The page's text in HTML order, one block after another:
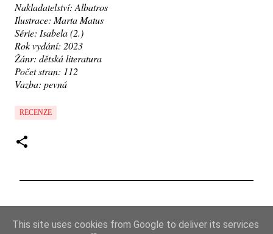
Nakladatelství: Albatros
Ilustrace: Marta Matus
Série: Isabela (2.)
Rok vydání: 2023
Žánr: dětská literatura
Počet stran: 112
Vazba: pevná
RECENZE
o
This site uses cookies from Google to deliver its services